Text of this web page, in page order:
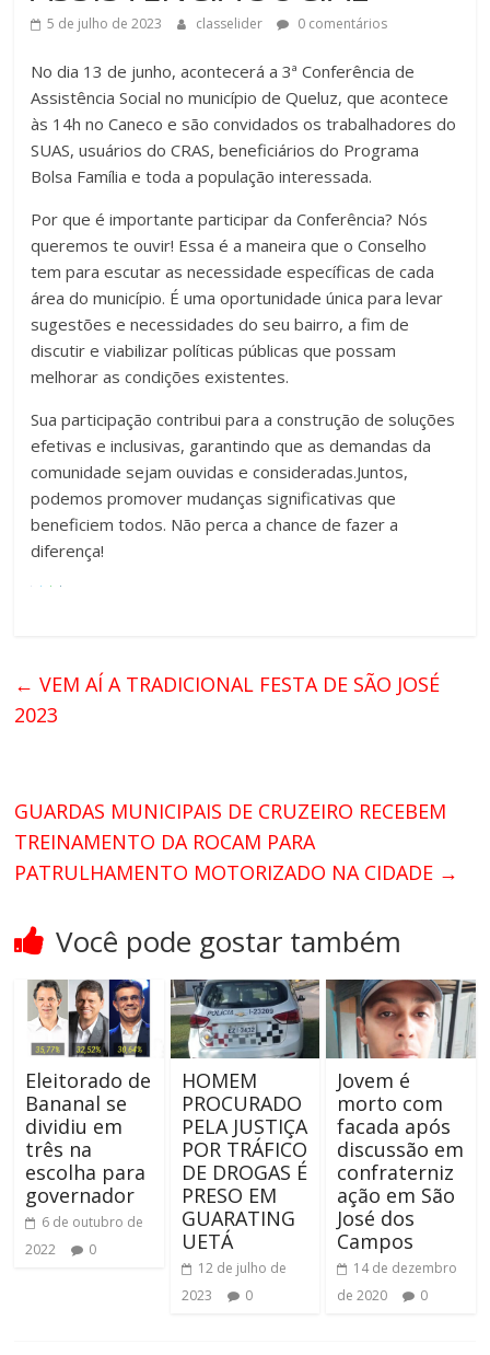
5 de julho de 2023 classelider 0 comentários
No dia 13 de junho, acontecerá a 3ª Conferência de
Assistência Social no município de Queluz, que acontece
às 14h no Caneco e são convidados os trabalhadores do
SUAS, usuários do CRAS, beneficiários do Programa
Bolsa Família e toda a população interessada.
Por que é importante participar da Conferência? Nós
queremos te ouvir! Essa é a maneira que o Conselho
tem para escutar as necessidade específicas de cada
área do município. É uma oportunidade única para levar
sugestões e necessidades do seu bairro, a fim de
discutir e viabilizar políticas públicas que possam
melhorar as condições existentes.
Sua participação contribui para a construção de soluções
efetivas e inclusivas, garantindo que as demandas da
comunidade sejam ouvidas e consideradas.Juntos,
podemos promover mudanças significativas que
beneficiem todos. Não perca a chance de fazer a
diferença!
← VEM AÍ A TRADICIONAL FESTA DE SÃO JOSÉ
2023
GUARDAS MUNICIPAIS DE CRUZEIRO RECEBEM
TREINAMENTO DA ROCAM PARA
PATRULHAMENTO MOTORIZADO NA CIDADE →
Você pode gostar também
Eleitorado de
Bananal se
dividiu em
três na
escolha para
governador
6 de outubro de
2022
0
HOMEM
PROCURADO
PELA JUSTIÇA
POR TRÁFICO
DE DROGAS É
PRESO EM
GUARATING
UETÁ
12 de julho de
2023
0
Jovem é
morto com
facada após
discussão em
confraterniz
ação em São
José dos
Campos
14 de dezembro
de 2020
0